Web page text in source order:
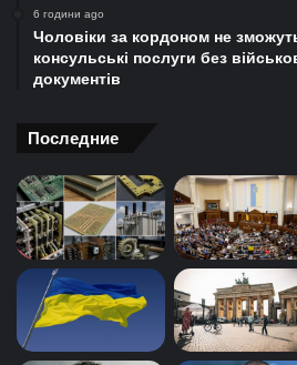
6 години ago
Чоловіки за кордоном не
консульські послуги без
документів
Последние